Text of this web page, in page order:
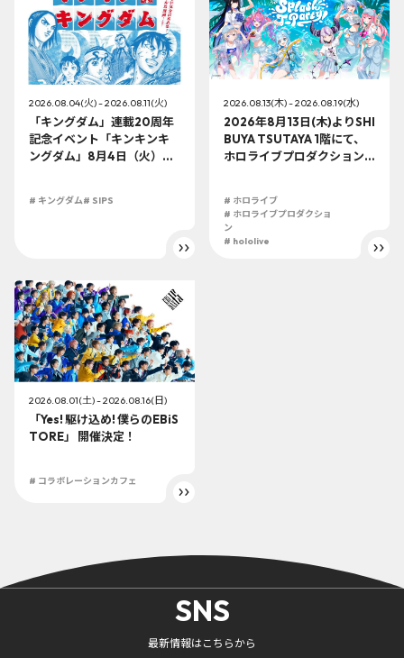
2026.08.04(火) - 2026.08.11(火)
「キングダム」連載20周年
記念イベント「キンキンキ
ングダム」8月4日（火）よ
# キングダム# SIPS
2026.08.13(木) - 2026.08.19(水)
2026年8月13日(木)よりSHI
BUYA TSUTAYA 1階にて、
ホロライブプロダクション
# ホロライブ
# ホロライブプロダクショ
ン
# hololive
2026.08.01(土) - 2026.08.16(日)
「Yes! 駆け込め! 僕らのEBiS
TORE」 開催決定！
# コラボレーションカフェ
SNS
最新情報はこちらから